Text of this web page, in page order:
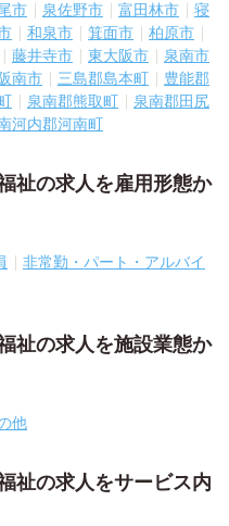
市 泉佐野市 富田林市
寝
和泉市 箕面市
柏原市
藤井寺市 東大阪市
泉南市
阪南市 三島郡島本町
豊能郡
泉南郡熊取町
泉南郡田尻
河内郡河南町
祉の求人を雇用形態か
非常勤・パート・アルバイ
祉の求人を施設業態か
他
祉の求人をサービス内